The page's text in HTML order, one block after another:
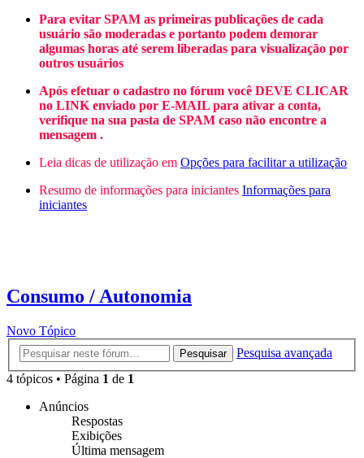
Para evitar SPAM as primeiras publicações de cada
usuário são moderadas e portanto podem demorar
algumas horas até serem liberadas para visualização por
outros usuários
Após efetuar o cadastro no fórum você DEVE CLICAR
no LINK enviado por E-MAIL para ativar a conta,
verifique na sua pasta de SPAM caso não encontre a
mensagem .
Leia dicas de utilização em Opções para facilitar a utilização
Resumo de informações para iniciantes Informações para
iniciantes
Consumo / Autonomia
Novo Tópico
Pesquisar
Pesquisa avançada
4 tópicos • Página 1 de 1
Anúncios
Respostas
Exibições
Última mensagem